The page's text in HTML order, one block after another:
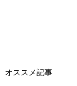
オススメ記事